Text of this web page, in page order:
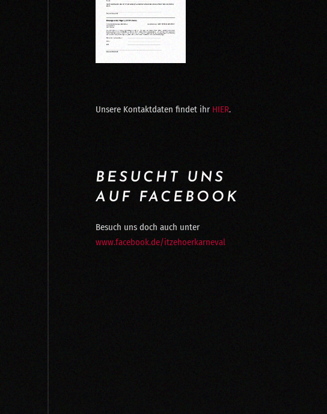
Unsere Kontaktdaten findet ihr HIER.
BESUCHT UNS
AUF FACEBOOK
Besuch uns doch auch unter
www.facebook.de/itzehoerkarneval